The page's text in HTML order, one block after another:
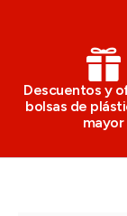
Descuentos y
bolsas de
mayor